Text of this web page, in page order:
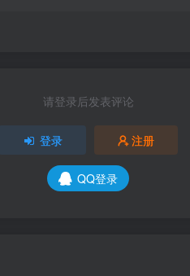
请登录后发表评论
登录 注册
QQ登录